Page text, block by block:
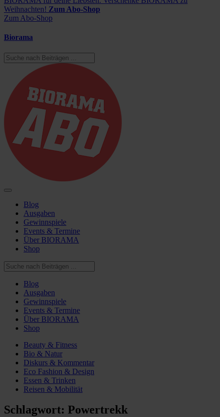
Weihnachten! Zum Abo-Shop
Zum Abo-Shop
Biorama
Blog
Ausgaben
Gewinnspiele
Events & Termine
Über BIORAMA
Shop
Blog
Ausgaben
Gewinnspiele
Events & Termine
Über BIORAMA
Shop
Beauty & Fitness
Bio & Natur
Diskurs & Kommentar
Eco Fashion & Design
Essen & Trinken
Reisen & Mobilität
Schlagwort: Powertrekk